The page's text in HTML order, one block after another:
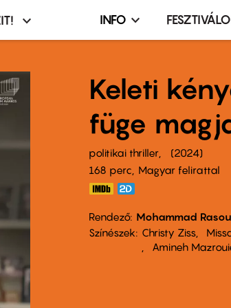
Infó,
terembérlés
menü
INFO
Keleti
füge
politikai thriller
2024
168 perc,
Magyar felirattal
Rendező Mohammad
Színészek
Christy Ziss
Amineh